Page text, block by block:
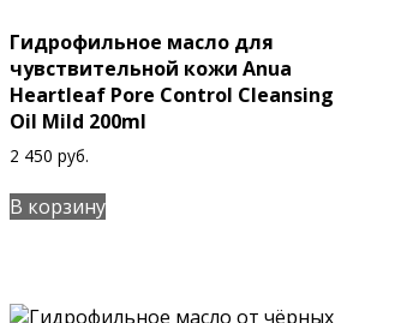
Гидрофильное масло для
чувствительной кожи Anua
Heartleaf Pore Control Cleansing
Oil Mild 200ml
2 450 руб.
В корзину